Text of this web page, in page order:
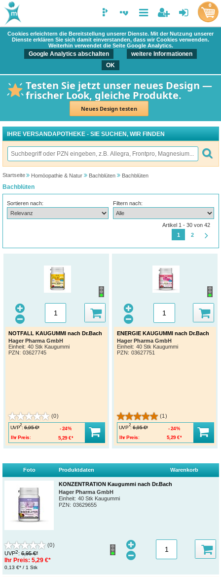
Cookies erleichtern die Bereitstellung unserer Dienste. Mit der Nutzung unserer
Dienste erklären Sie sich damit einverstanden, dass wir Cookies verwenden.
Weiterhin verwendet die Seite Google Analytics.
Google Analytics abschalten
weitere Informationen
OK
Testen Sie jetzt unser neues Design —
frischer Look, gleiche Produkte.
Neues Design testen
0
IHRE VERSANDAPOTHEKE - SIE SUCHEN, WIR FINDEN
Startseite Homöopathie & Natur Bachblüten Bachblüten
Bachblüten
Sortieren nach: Filtern nach:
Artikel 1 - 30 von 42
1
2
NOTFALL KAUGUMMI nach Dr.Bach
Hager Pharma GmbH
Einheit: 40 Stk Kaugummi
PZN : 03627745
(0)
UVP
2
: 6,95 €*
Ihr Preis:
5,29 €*
24%
ENERGIE KAUGUMMI nach Dr.Bach
Hager Pharma GmbH
Einheit: 40 Stk Kaugummi
PZN : 03627751
(1)
UVP
2
: 6,95 €*
Ihr Preis:
5,29 €*
24%
Foto Produktdaten Warenkorb
KONZENTRATION Kaugummi nach Dr.Bach
Hager Pharma GmbH
Einheit: 40 Stk Kaugummi
PZN: 03629655
(0)
UVP2: 6,95 €*
Ihr Preis: 5,29 €*
0,13 €* / 1 Stk